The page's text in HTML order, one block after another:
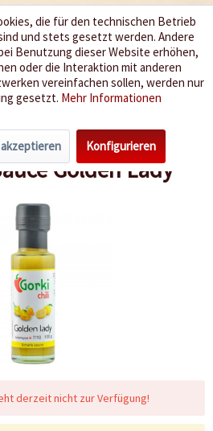
Ihr Leben
6-8
Golden Lady
derzeit nicht zur Verfügung!
die für den technischen Betrieb
und stets gesetzt werden. Andere
Benutzung dieser Website erhöhen,
oder die Interaktion mit anderen
vereinfachen sollen, werden nur
gesetzt. Mehr Informationen
Konfigurieren